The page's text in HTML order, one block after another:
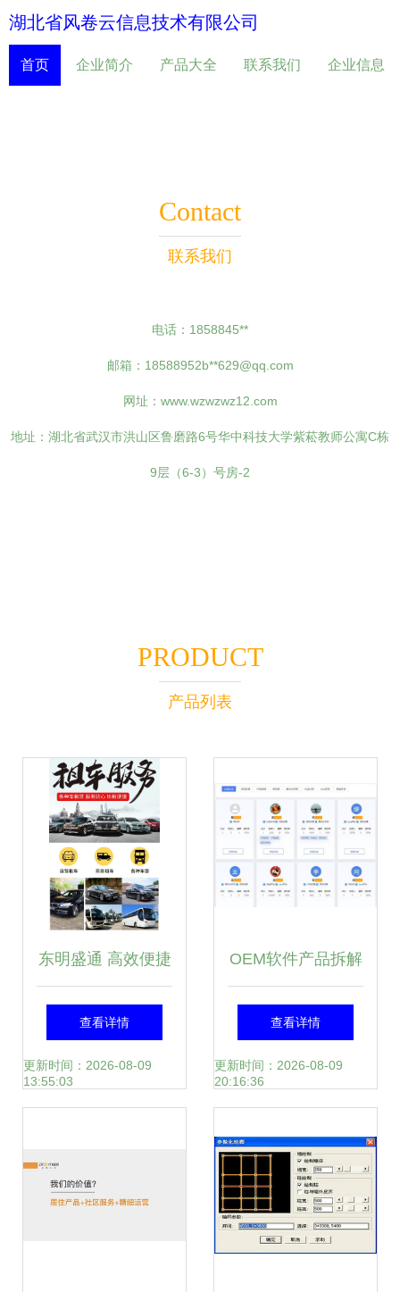
湖北省风卷云信息技术有限公司
首页 企业简介 产品大全 联系我们 企业信息
Contact
联系我们
电话：1858845**
邮箱：18588952b**629@qq.com
网址： www.wzwzwz12.com
地址：湖北省武汉市洪山区鲁磨路6号华中科技大学紫菘教师公寓C栋
9层（6-3）号房-2
PRODUCT
产品列表
东明盛通 高效便捷
的汽车租赁服务，
预约响应快人一步
查看详情
更新时间：2026-08-09
13:55:03
OEM软件产品拆解
及运营思路全景分
享
查看详情
更新时间：2026-08-09
20:16:36